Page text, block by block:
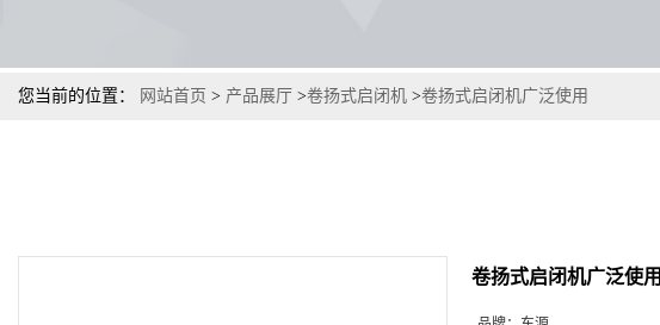
您当前的位置： 网站首页 > 产品展厅 >卷扬式启闭机 >卷扬式启闭机广泛使用
卷扬式启闭机广泛使用